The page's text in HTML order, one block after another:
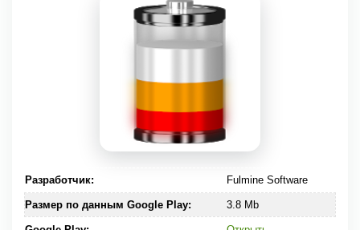
Разработчик: Fulmine Software
Размер по данным Google Play: 3.8 Mb